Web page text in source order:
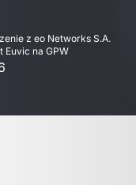
z eo Networks S.A.
Euvic na GPW